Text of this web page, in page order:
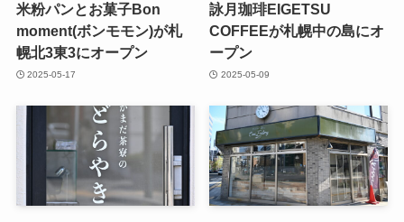
米粉パンとお菓子Bon
moment(ボンモモン)が札
幌北3東3にオープン
2025-05-17
詠月珈琲EIGETSU
COFFEEが札幌中の島にオ
ープン
2025-05-09